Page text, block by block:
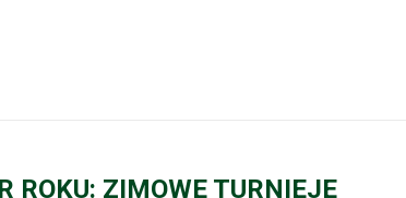
ROKU: ZIMOWE TURNIEJE